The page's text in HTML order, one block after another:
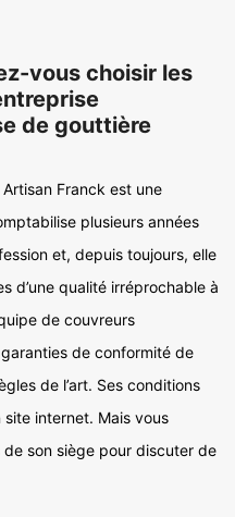
vous choisir les
de gouttière
Franck est une
plusieurs années
et, depuis toujours, elle
d’une qualité irréprochable à
de couvreurs
de conformité de
de l’art. Ses conditions
internet. Mais vous
son siège pour discuter de